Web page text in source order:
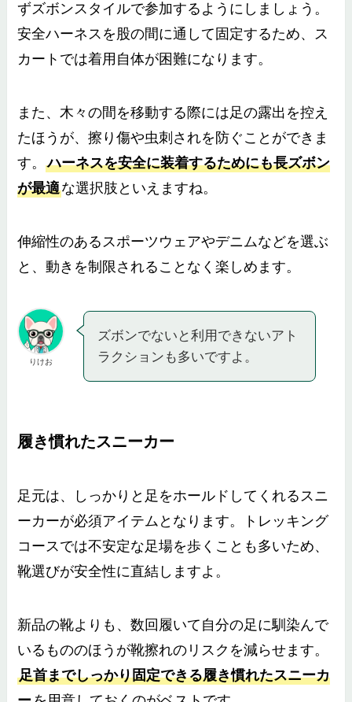
ずズボンスタイルで参加するようにしましょう。
安全ハーネスを股の間に通して固定するため、ス
カートでは着用自体が困難になります。
また、木々の間を移動する際には足の露出を控え
たほうが、擦り傷や虫刺されを防ぐことができま
す。ハーネスを安全に装着するためにも長ズボン
が最適な選択肢といえますね。
伸縮性のあるスポーツウェアやデニムなどを選ぶ
と、動きを制限されることなく楽しめます。
りけお
ズボンでないと利用できないアト
ラクションも多いですよ。
履き慣れたスニーカー
足元は、しっかりと足をホールドしてくれるスニ
ーカーが必須アイテムとなります。トレッキング
コースでは不安定な足場を歩くことも多いため、
靴選びが安全性に直結しますよ。
新品の靴よりも、数回履いて自分の足に馴染んで
いるもののほうが靴擦れのリスクを減らせます。
足首までしっかり固定できる履き慣れたスニーカ